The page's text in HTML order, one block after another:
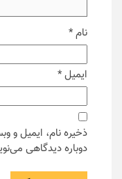
نام*
ایمیل*
ذخیره نام، ایمیل و
دوباره دیدگاهی